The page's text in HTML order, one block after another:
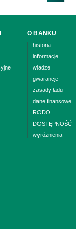
O BANKU
historia
informacje
władze
gwarancje
zasady ładu
dane finansowe
RODO
DOSTĘPNOŚĆ
wyróżnienia